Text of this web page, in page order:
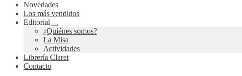
Novedades
Los más vendidos
Editorial
Expandir
el
menú
hijo
¿Quiénes somos?
La Misa
Actividades
Librería Claret
Contacto